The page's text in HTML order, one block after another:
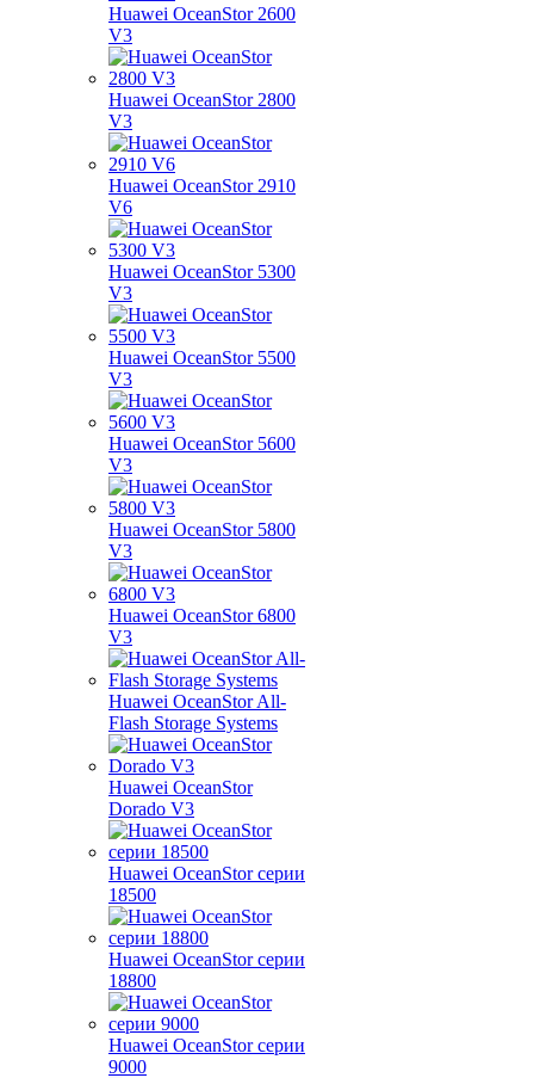
Huawei OceanStor 2600
V3
Huawei OceanStor 2800
V3
Huawei OceanStor 2910
V6
Huawei OceanStor 5300
V3
Huawei OceanStor 5500
V3
Huawei OceanStor 5600
V3
Huawei OceanStor 5800
V3
Huawei OceanStor 6800
V3
Huawei OceanStor All-
Flash Storage Systems
Huawei OceanStor
Dorado V3
Huawei OceanStor серии
18500
Huawei OceanStor серии
18800
Huawei OceanStor серии
9000